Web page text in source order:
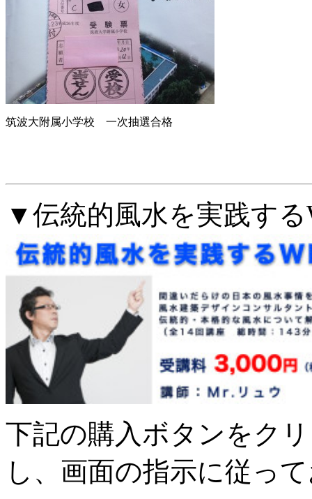
筑波大附属小学校 一次抽選合格
▼伝統的風水を実践する
下記の購入ボタンをク
し、画面の指示に従っ